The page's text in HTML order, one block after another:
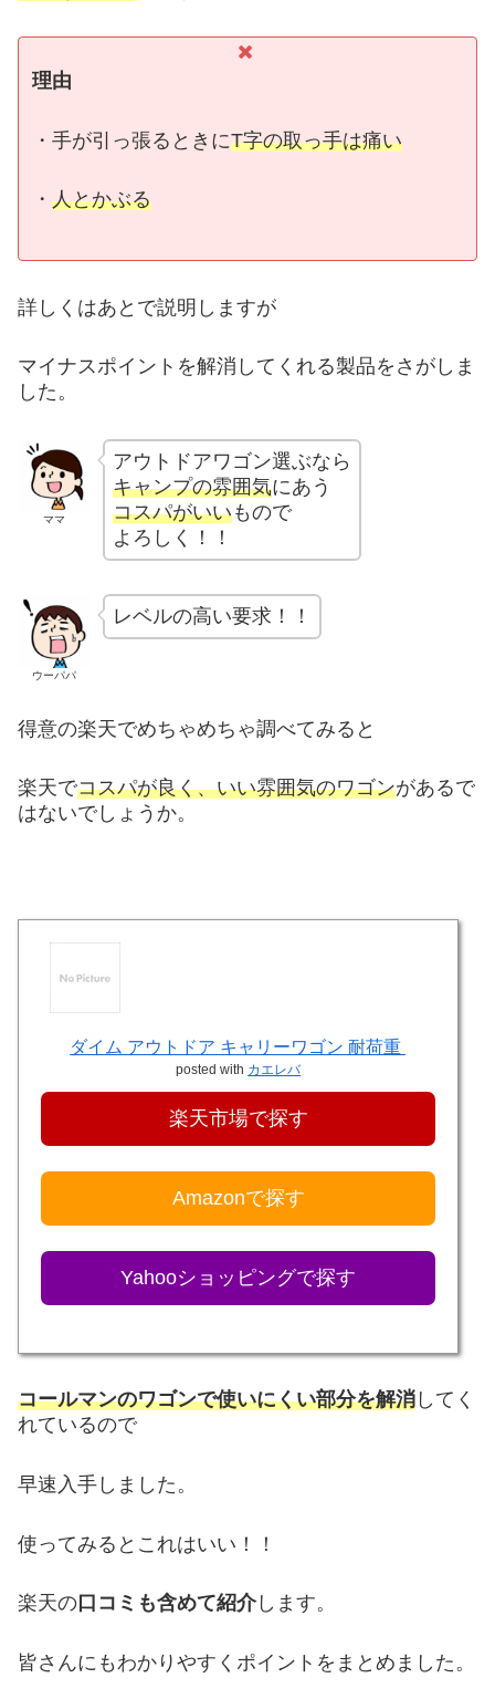
理由
・手が引っ張るときにT字の取っ手は痛い
・ 人とかぶる
詳しくはあとで説明しますが
マイナスポイントを解消してくれる製品をさがしま
した。
ママ
アウトドアワゴン選ぶなら
キャンプの雰囲気にあう
コスパがいいもので
よろしく！！
ウーパパ
レベルの高い要求！！
得意の楽天でめちゃめちゃ調べてみると
楽天でコスパが良く、いい雰囲気のワゴンがあるで
はないでしょうか。
ダイム アウトドア キャリーワゴン 耐荷重
posted with カエレバ
楽天市場で探す
Amazonで探す
Yahooショッピングで探す
コールマンのワゴンで使いにくい部分を解消 してく
れているので
早速入手しました。
使ってみるとこれはいい！！
楽天の 口コミも含めて紹介します。
皆さんにもわかりやすくポイントをまとめました。